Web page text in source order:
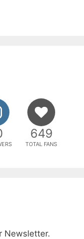
649
TOTAL FANS
Newsletter.